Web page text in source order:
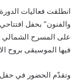
انطلقت فعاليات
والفنون” بحفل
على المسرح الشمالي
فيها الموسيقى بروح
وتقدّم الحضور في حفل